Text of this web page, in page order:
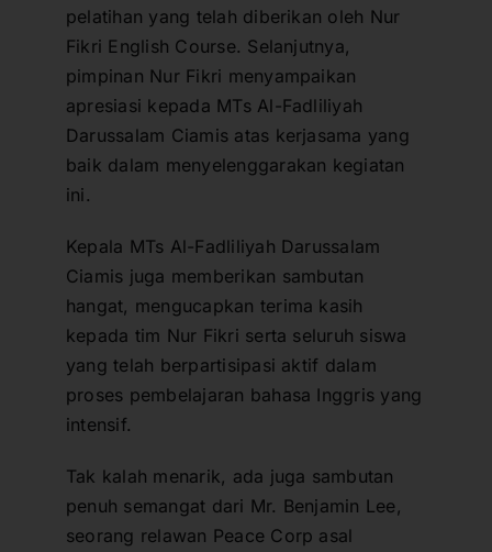
pelatihan yang telah diberikan oleh Nur
Fikri English Course. Selanjutnya,
pimpinan Nur Fikri menyampaikan
apresiasi kepada MTs Al-Fadliliyah
Darussalam Ciamis atas kerjasama yang
baik dalam menyelenggarakan kegiatan
ini.
Kepala MTs Al-Fadliliyah Darussalam
Ciamis juga memberikan sambutan
hangat, mengucapkan terima kasih
kepada tim Nur Fikri serta seluruh siswa
yang telah berpartisipasi aktif dalam
proses pembelajaran bahasa Inggris yang
intensif.
Tak kalah menarik, ada juga sambutan
penuh semangat dari Mr. Benjamin Lee,
seorang relawan Peace Corp asal